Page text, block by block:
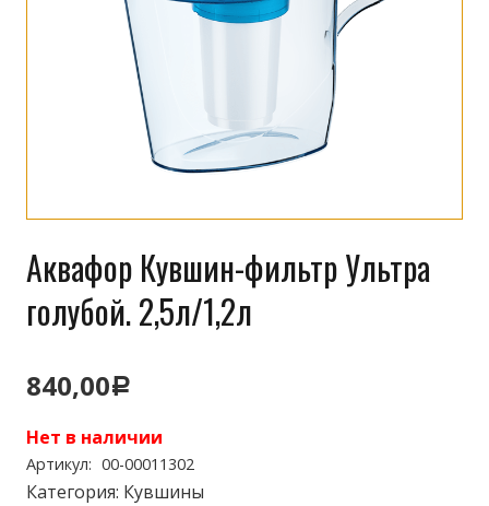
Аквафор Кувшин-фильтр Ультра
голубой. 2,5л/1,2л
840,00Р
Нет в наличии
Артикул: 00-00011302
Категория: Кувшины